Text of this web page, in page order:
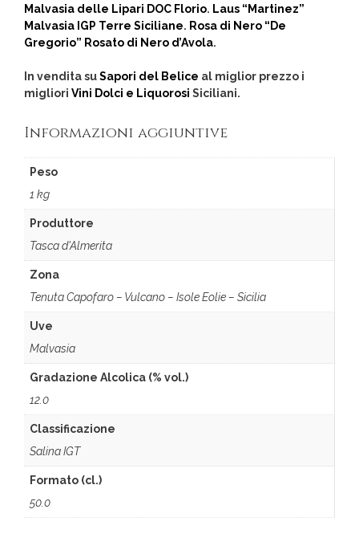
Malvasia delle Lipari DOC Florio. Laus “Martinez”
Malvasia IGP Terre Siciliane. Rosa di Nero “De
Gregorio” Rosato di Nero d’Avola.
In vendita suSapori del Belice al miglior prezzo i
migliori Vini Dolci e Liquorosi Siciliani.
Informazioni aggiuntive
Peso
1 kg
Produttore
Tasca d'Almerita
Zona
Tenuta Capofaro – Vulcano – Isole Eolie – Sicilia
Uve
Malvasia
Gradazione Alcolica (% vol.)
12.0
Classificazione
Salina IGT
Formato (cl.)
50.0